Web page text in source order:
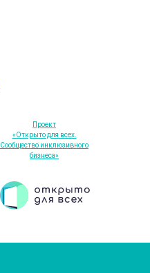
Проект
«Открыто для всех.
Сообщество инклюзивного
бизнеса»